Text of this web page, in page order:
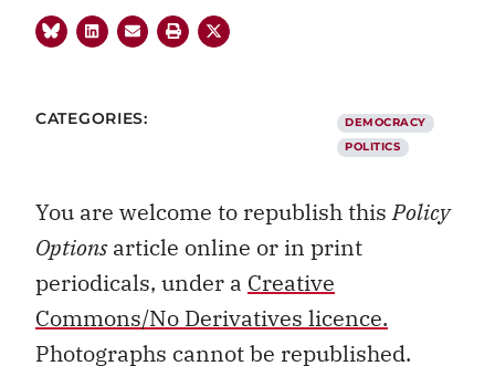
CATEGORIES:
DEMOCRACY
POLITICS
You are welcome to republish thisPolicy
Optionsarticle online or in print
periodicals, under a Creative
Commons/No Derivatives licence.
Photographs cannot be republished.